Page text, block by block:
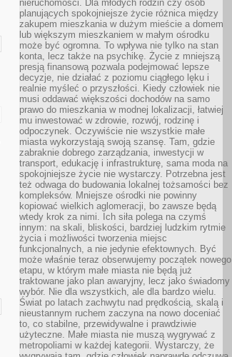
nieruchomości. Dla młodych rodzin czy osób
planujących spokojniejsze życie różnica między
zakupem mieszkania w dużym mieście a domem
lub większym mieszkaniem w małym ośrodku
może być ogromna. To wpływa nie tylko na stan
konta, lecz także na psychikę. Życie z mniejszą
presją finansową pozwala podejmować lepsze
decyzje, nie działać z poziomu ciągłego lęku i
realnie myśleć o przyszłości. Kiedy człowiek nie
musi oddawać większości dochodów na samo
prawo do mieszkania w modnej lokalizacji, łatwiej
mu inwestować w zdrowie, rozwój, rodzinę i
odpoczynek. Oczywiście nie wszystkie małe
miasta wykorzystają swoją szansę. Tam, gdzie
zabraknie dobrego zarządzania, inwestycji w
transport, edukację i infrastrukturę, sama moda na
spokojniejsze życie nie wystarczy. Potrzebna jest
też odwaga do budowania lokalnej tożsamości bez
kompleksów. Mniejsze ośrodki nie powinny
kopiować wielkich aglomeracji, bo zawsze będą
wtedy krok za nimi. Ich siła polega na czymś
innym: na skali, bliskości, bardziej ludzkim rytmie
życia i możliwości tworzenia miejsc
funkcjonalnych, a nie jedynie efektownych. Być
może właśnie teraz obserwujemy początek nowego
etapu, w którym małe miasta nie będą już
traktowane jako plan awaryjny, lecz jako świadomy
wybór. Nie dla wszystkich, ale dla bardzo wielu.
Świat po latach zachwytu nad prędkością, skalą i
nieustannym ruchem zaczyna na nowo doceniać
to, co stabilne, przewidywalne i prawdziwie
użyteczne. Małe miasta nie muszą wygrywać z
metropoliami w każdej kategorii. Wystarczy, że